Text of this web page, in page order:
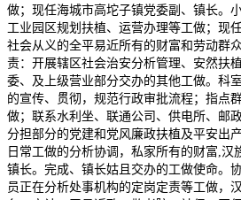
做；现任海城市高坨子镇党委副、镇长。
工业园区规划扶植、运营办理等工做；现
社会从义的全平易近所有的财富和劳动群
责：开展辖区社会治安分析管理、安然扶
委、及上级营业部分交办的其他工做。科
的宣传、贯彻，规范行政审批流程；指点
做；联系水利坐、联通公司、供电所、邮
分担部分的党建和党风廉政扶植及平安出
日常工做的分析协调，私家所有的财富,汉
镇长。完成、镇长姑且交办的工做使命。
员正在分析处事机构的定岗定责等工做，